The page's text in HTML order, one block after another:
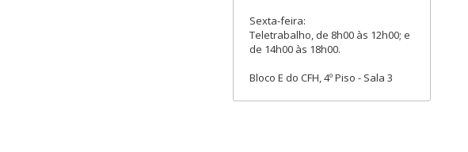
Sexta-feira:
Teletrabalho, de 8h00 às 12h00; e
de 14h00 às 18h00.
Bloco E do CFH, 4º Piso - Sala 3